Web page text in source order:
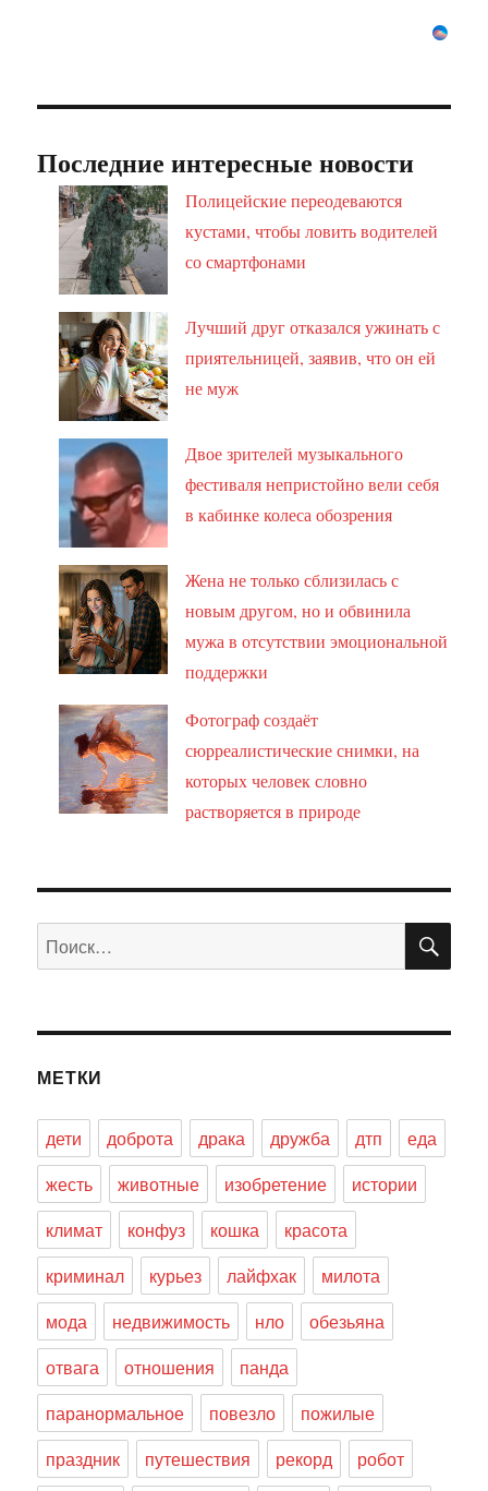
Последние интересные новости
Полицейские переодеваются
кустами, чтобы ловить водителей
со смартфонами
Лучший друг отказался ужинать с
приятельницей, заявив, что он ей
не муж
Двое зрителей музыкального
фестиваля непристойно вели себя
в кабинке колеса обозрения
Жена не только сблизилась с
новым другом, но и обвинила
мужа в отсутствии эмоциональной
поддержки
Фотограф создаёт
сюрреалистические снимки, на
которых человек словно
растворяется в природе
Искать:
МЕТКИ
дети доброта драка дружба дтп
еда
жесть
животные изобретение
истории
климат
конфуз кошка
красота
криминал
курьез лайфхак
милота
мода
недвижимость нло
обезьяна
отвага
отношения
панда
паранормальное
повезло
пожилые
праздник
путешествия рекорд
робот